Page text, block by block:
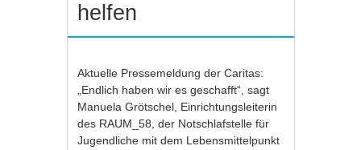
helfen
Aktuelle Pressemeldung der Caritas:
„Endlich haben wir es geschafft“, sagt
Manuela Grötschel, Einrichtungsleiterin
des RAUM_58, der Notschlafstelle für
Jugendliche mit dem Lebensmittelpunkt